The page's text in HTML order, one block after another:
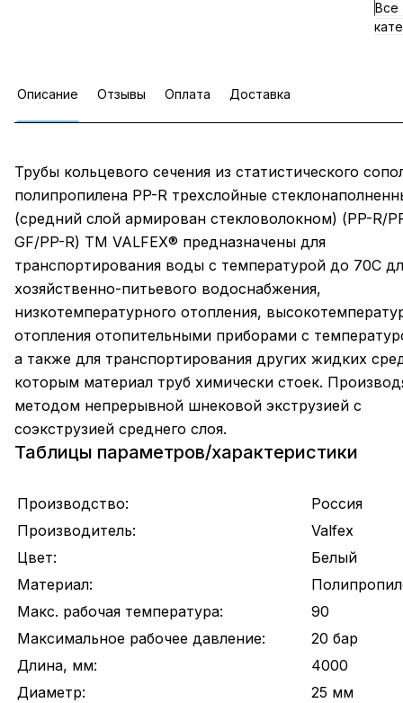
Все
Описание Отзывы Оплата Доставка
Трубы кольцевого сечения из статистического
полипропилена PP-R трехслойные
(средний слой армирован стекловолокном) (PP-R/
GF/PP-R) ТМ VALFEX® предназначены для
транспортирования воды с температурой до 70С
хозяйственно-питьевого водоснабжения,
низкотемпературного отопления,
отопления отопительными приборами с
а также для транспортирования других жидких
которым материал труб химически стоек.
методом непрерывной шнековой экструзией с
соэкструзией среднего слоя.
Таблицы параметров/характеристики
Производство:
Россия
Производитель:
Valfex
Цвет:
Белый
Материал:
Макс. рабочая температура:
90
Максимальное рабочее давление:
20 бар
Длина, мм:
4000
Диаметр:
25 мм